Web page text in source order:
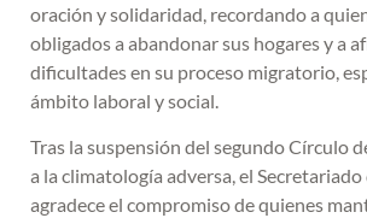
oración y solidaridad, recordando a
obligados a abandonar sus hogares y a
dificultades en su proceso migratorio,
ámbito laboral y social.
Tras la suspensión del segundo Círculo
a la climatología adversa, el
agradece el compromiso de quienes